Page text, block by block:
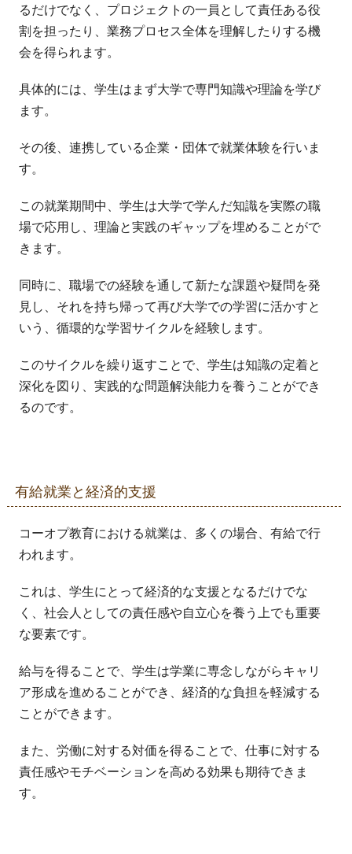
るだけでなく、プロジェクトの一員として責任ある役
割を担ったり、業務プロセス全体を理解したりする機
会を得られます。
具体的には、学生はまず大学で専門知識や理論を学び
ます。
その後、連携している企業・団体で就業体験を行いま
す。
この就業期間中、学生は大学で学んだ知識を実際の職
場で応用し、理論と実践のギャップを埋めることがで
きます。
同時に、職場での経験を通して新たな課題や疑問を発
見し、それを持ち帰って再び大学での学習に活かすと
いう、循環的な学習サイクルを経験します。
このサイクルを繰り返すことで、学生は知識の定着と
深化を図り、実践的な問題解決能力を養うことができ
るのです。
有給就業と経済的支援
コーオプ教育における就業は、多くの場合、有給で行
われます。
これは、学生にとって経済的な支援となるだけでな
く、社会人としての責任感や自立心を養う上でも重要
な要素です。
給与を得ることで、学生は学業に専念しながらキャリ
ア形成を進めることができ、経済的な負担を軽減する
ことができます。
また、労働に対する対価を得ることで、仕事に対する
責任感やモチベーションを高める効果も期待できま
す。